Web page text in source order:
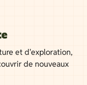
et d'exploration,
de nouveaux